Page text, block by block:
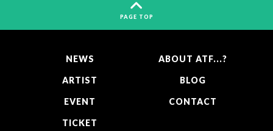
PAGE TOP
NEWS
ARTIST
EVENT
TICKET
ABOUT ATF...?
BLOG
CONTACT